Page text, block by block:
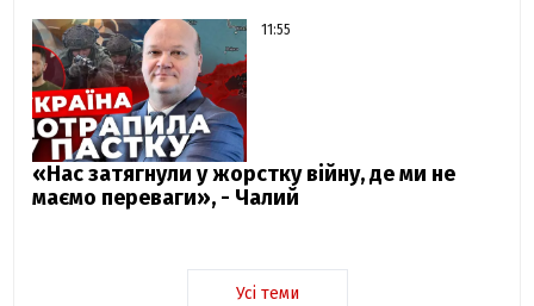
11:55
«Нас затягнули у жорстку війну, де ми не
маємо переваги», - Чалий
Усі теми